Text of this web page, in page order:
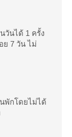
วันได้ 1 ครั้ง
ย 7 วัน ไม่
พักโดยไม่ได้